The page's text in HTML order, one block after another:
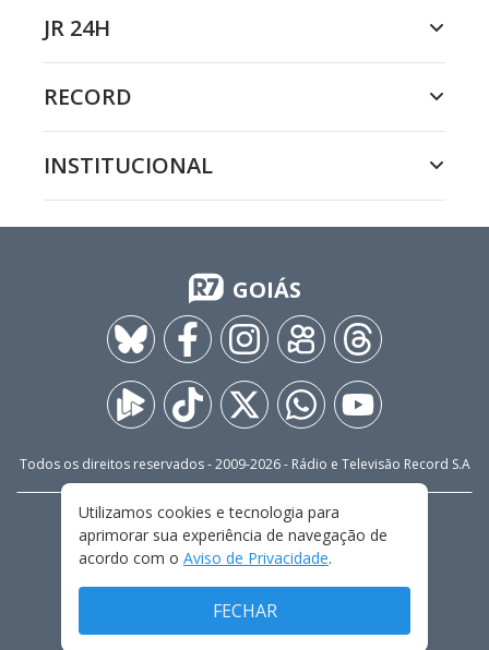
JR 24H
RECORD
INSTITUCIONAL
GOIÁS
Todos os direitos reservados - 2009-2026- Rádio e Televisão Record S.A
FALE CONOSCO
PRIVACIDADE
TERMOS E CONDIÇÕES DE USO
Utilizamos cookies e tecnologia para
aprimorar sua experiência de navegação de
acordo com o Aviso de Privacidade.
FECHAR